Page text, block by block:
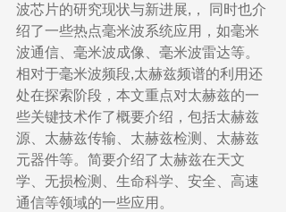
波芯片的研究现状与新进展,， 同时也介
绍了一些热点毫米波系统应用，如毫米
波通信、毫米波成像、毫米波雷达等。
相对于毫米波频段,太赫兹频谱的利用还
处在探索阶段，本文重点对太赫兹的一
些关键技术作了概要介绍，包括太赫兹
源、太赫兹传输、太赫兹检测、太赫兹
元器件等。简要介绍了太赫兹在天文
学、无损检测、生命科学、安全、高速
通信等领域的一些应用。